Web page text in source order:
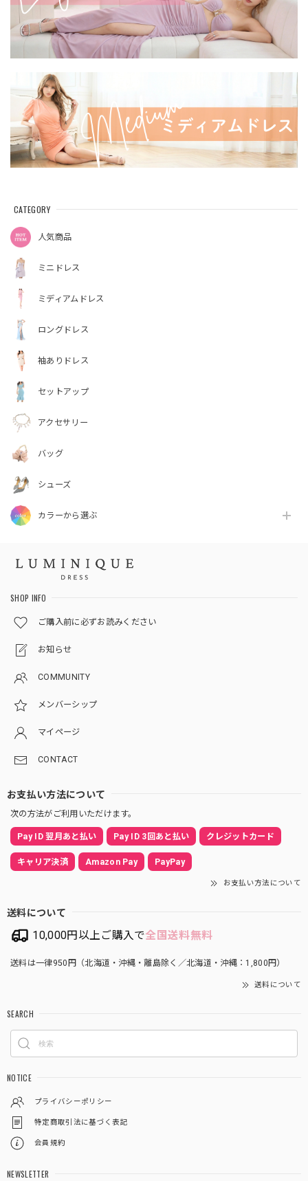
CATEGORY
人気商品
ミニドレス
ミディアムドレス
ロングドレス
袖ありドレス
セットアップ
アクセサリー
バッグ
シューズ
カラーから選ぶ
SHOP INFO
ご購入前に必ずお読みください
お知らせ
COMMUNITY
メンバーシップ
マイページ
CONTACT
お支払い方法について
次の方法がご利用いただけます。
Pay ID 翌月あと払い Pay ID 3回あと払い クレジットカード
キャリア決済 Amazon Pay PayPay
お支払い方法について
送料について
10,000円以上ご購入で全国送料無料
送料は一律950円（北海道・沖縄・離島除く／北海道・沖縄：1,800円）
送料について
SEARCH
NOTICE
プライバシーポリシー
特定商取引法に基づく表記
会員規約
NEWSLETTER